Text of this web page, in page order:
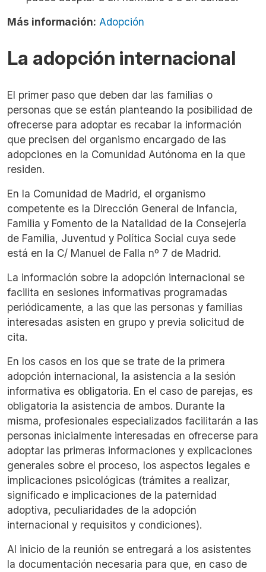
Más información: Adopción
La adopción internacional
El primer paso que deben dar las familias o
personas que se están planteando la posibilidad de
ofrecerse para adoptar es recabar la información
que precisen del organismo encargado de las
adopciones en la Comunidad Autónoma en la que
residen.
En la Comunidad de Madrid, el organismo
competente es la Dirección General de Infancia,
Familia y Fomento de la Natalidad de la Consejería
de Familia, Juventud y Política Social cuya sede
está en la C/ Manuel de Falla nº 7 de Madrid.
La información sobre la adopción internacional se
facilita en sesiones informativas programadas
periódicamente, a las que las personas y familias
interesadas asisten en grupo y previa solicitud de
cita.
En los casos en los que se trate de la primera
adopción internacional, la asistencia a la sesión
informativa es obligatoria. En el caso de parejas, es
obligatoria la asistencia de ambos. Durante la
misma, profesionales especializados facilitarán a las
personas inicialmente interesadas en ofrecerse para
adoptar las primeras informaciones y explicaciones
generales sobre el proceso, los aspectos legales e
implicaciones psicológicas (trámites a realizar,
significado e implicaciones de la paternidad
adoptiva, peculiaridades de la adopción
internacional y requisitos y condiciones).
Al inicio de la reunión se entregará a los asistentes
la documentación necesaria para que, en caso de